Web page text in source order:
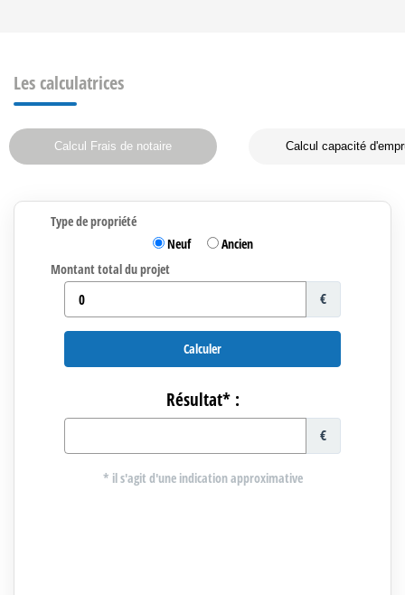
Les calculatrices
Calcul Frais de notaire Calcul capacité